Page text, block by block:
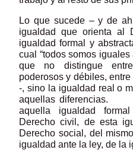
Lo que sucede – y de
igualdad que orienta al
igualdad formal y
cual “todos somos
que no distingue
poderosos y débiles,
-, sino la igualdad real o
aquellas diferencias.
aquella igualdad
Derecho civil, de esta
Derecho social, del
igualdad ante la ley, de la